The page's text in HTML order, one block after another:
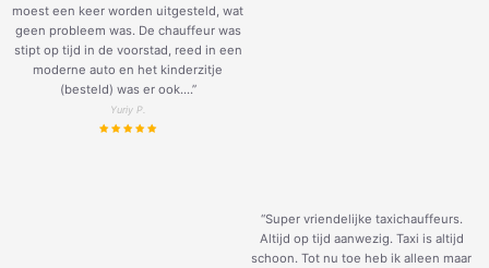
moest een keer worden uitgesteld, wat
geen probleem was. De chauffeur was
stipt op tijd in de voorstad, reed in een
moderne auto en het kinderzitje
(besteld) was er ook....”
Yuriy P.
“Super vriendelijke taxichauffeurs.
Altijd op tijd aanwezig. Taxi is altijd
schoon. Tot nu toe heb ik alleen maar